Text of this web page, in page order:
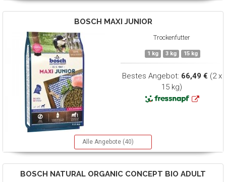
BOSCH MAXI JUNIOR
Trockenfutter
1 kg 3 kg 15 kg
Bestes Angebot: 66,49 € (2 x
15 kg)
Alle Angebote (40)
BOSCH NATURAL ORGANIC CONCEPT BIO ADULT